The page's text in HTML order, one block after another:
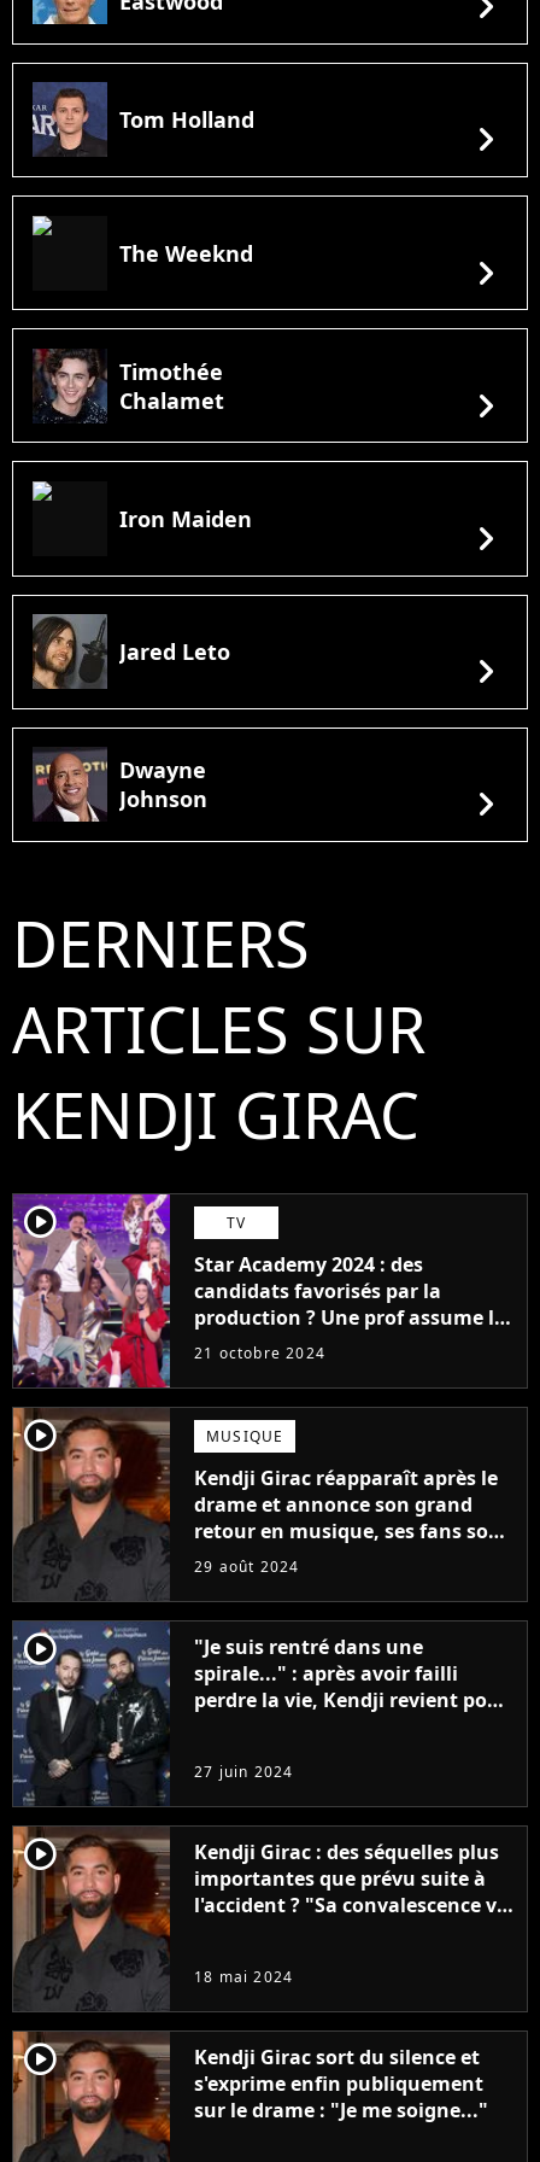
Tom Holland chevron_right
The Weeknd chevron_right
Timothée
Chalamet
chevron_right
Iron Maiden chevron_right
Jared Leto chevron_right
Dwayne
Johnson
chevron_right
DERNIERS
ARTICLES SUR
KENDJI GIRAC
player2 TV
Star Academy 2024 : des
candidats favorisés par la
production ? Une prof assume les
choix étranges, "C'est comme ça,
21 octobre 2024
player2 MUSIQUE
Kendji Girac réapparaît après le
drame et annonce son grand
retour en musique, ses fans sont
fous de joie !
29 août 2024
player2
"Je suis rentré dans une
spirale..." : après avoir failli
perdre la vie, Kendji revient pour
27 juin 2024
player2
Kendji Girac : des séquelles plus
importantes que prévu suite à
l'accident ? "Sa convalescence va
18 mai 2024
player2
Kendji Girac sort du silence et
s'exprime enfin publiquement
sur le drame : "Je me soigne..."